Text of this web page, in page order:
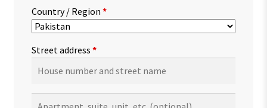
Country / Region *
Street address *